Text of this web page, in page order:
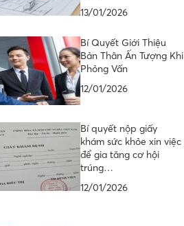
13/01/2026
Bí Quyết Giới Thiệu
Bản Thân Ấn Tượng Khi
Phỏng Vấn
12/01/2026
Bí quyết nộp giấy
khám sức khỏe xin việc
để gia tăng cơ hội
trúng…
12/01/2026